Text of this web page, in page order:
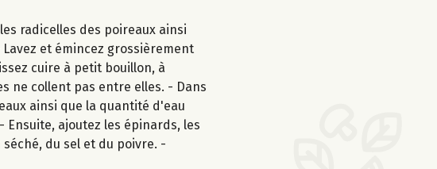
les radicelles des poireaux ainsi
et émincez grossièrement
cuire à petit bouillon, à
ne collent pas entre elles. - Dans
ainsi que la quantité d'eau
ajoutez les épinards, les
du sel et du poivre. -